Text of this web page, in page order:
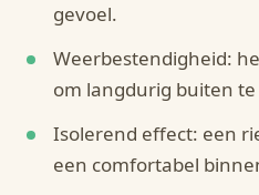
gevoel.
Weerbestendigheid:
om langdurig buiten
Isolerend effect: een
een comfortabel